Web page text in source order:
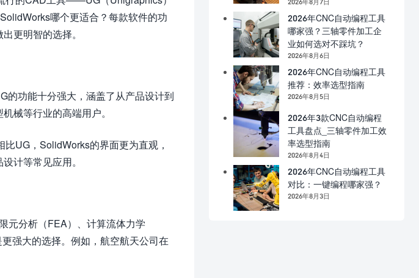
哪个更适合？每款软件的功
更明智的选择。
的功能十分强大，涵盖了从产品设计到
械等行业的高端用户。
UG，SolidWorks的界面更为直观，
计等常见应用。
元分析（FEA）、计算流体力学
强大的选择。例如，航空航天公司在
2026年CNC自动编程工具
哪家强？三轴零件加工企
业如何选对不踩坑？
2026年8月6日
2026年CNC自动编程工具
推荐：效率选型指南
2026年8月5日
2026年3款CNC自动编程
工具盘点_三轴零件加工效
率选型指南
2026年8月4日
2026年CNC自动编程工具
对比：一键编程哪家强？
2026年8月3日